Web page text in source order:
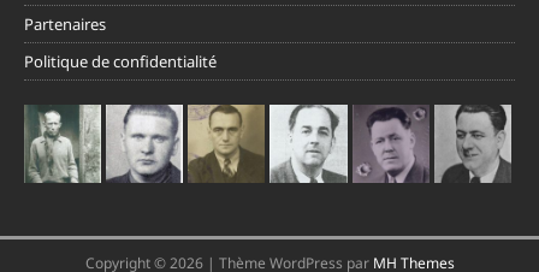
Partenaires
Politique de confidentialité
Copyright © 2026 | Thème WordPress par MH Themes